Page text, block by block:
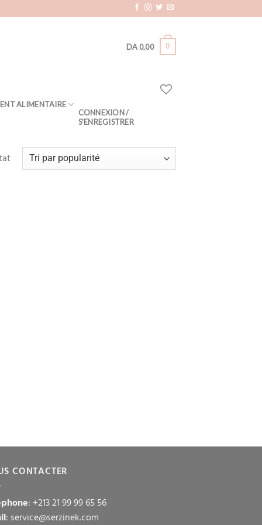
DA 0,00 0
ALIMENTAIRE
CONNEXION /
S’ENREGISTRER
CONTACTER
: +213 21 99 99 65 56
: service@serzinek.com